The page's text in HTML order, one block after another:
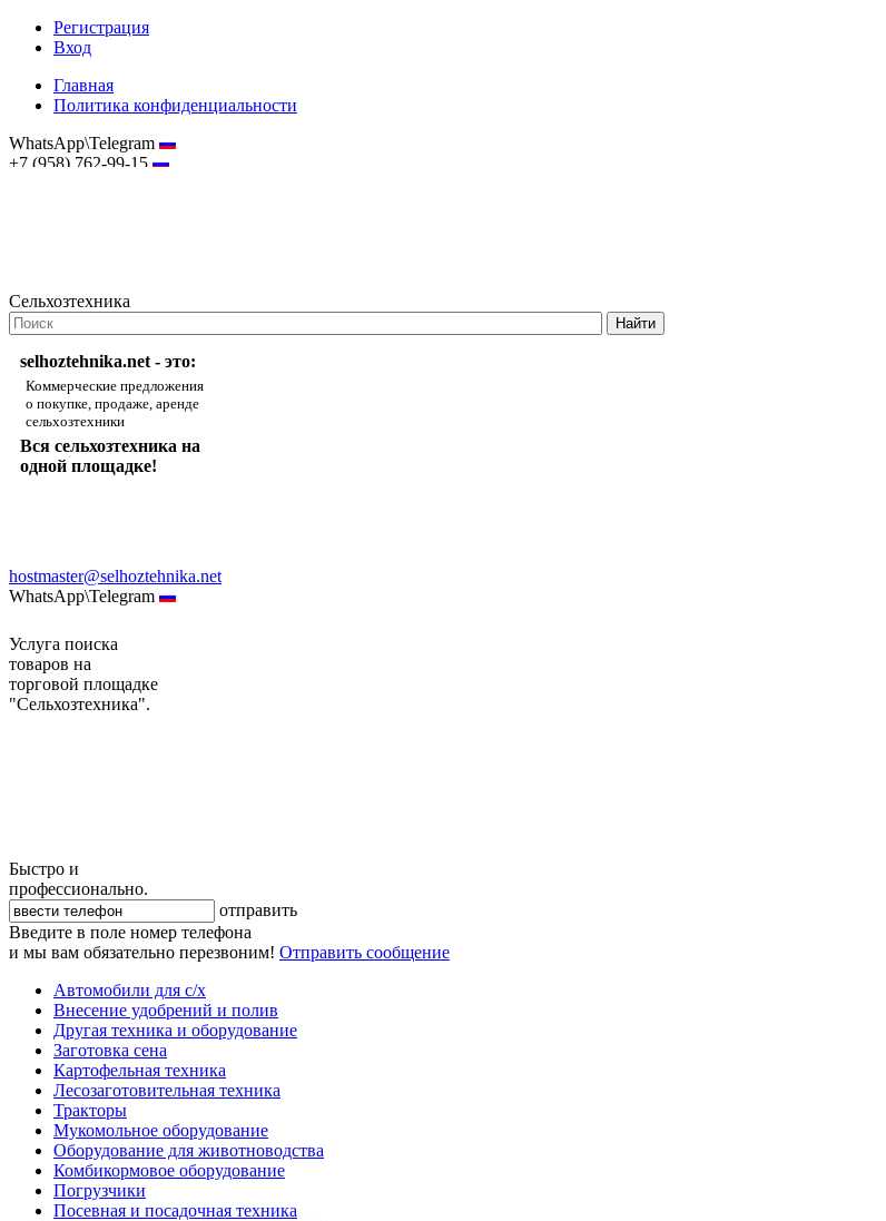
Регистрация
Вход
Главная
Политика конфиденциальности
WhatsApp\Telegram
+7 (958) 762-99-15
Сельхозтехника
selhoztehnika.net - это:
Коммерческие предложения
о покупке, продаже, аренде
сельхозтехники
Вся сельхозтехника на
одной площадке!
hostmaster@selhoztehnika.net
WhatsApp\Telegram
Услуга поиска
товаров на
торговой площадке
"Сельхозтехника".
Быстро и
профессионально.
отправить
Введите в поле номер телефона
и мы вам обязательно перезвоним! Отправить сообщение
Автомобили для с/х
Внесение удобрений и полив
Другая техника и оборудование
Заготовка сена
Картофельная техника
Лесозаготовительная техника
Тракторы
Мукомольное оборудование
Оборудование для животноводства
Комбикормовое оборудование
Погрузчики
Посевная и посадочная техника